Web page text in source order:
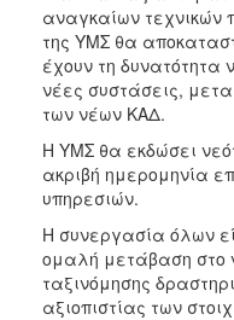
αναγκαίων τεχνικών
της ΥΜΣ θα
έχουν τη δυνατότητα
νέες συστάσεις,
των νέων ΚΑΔ.
Η ΥΜΣ θα εκδώσει
ακριβή ημερομηνία
υπηρεσιών.
Η συνεργασία όλων
ομαλή μετάβαση στο
ταξινόμησης
αξιοπιστίας των